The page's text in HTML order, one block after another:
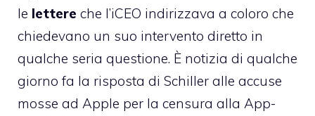
le lettere che l’iCEO indirizzava a coloro che
chiedevano un suo intervento diretto in
qualche seria questione. È notizia di qualche
giorno fa la risposta di Schiller alle accuse
mosse ad Apple per la censura alla App-